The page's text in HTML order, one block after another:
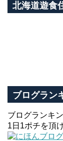
北海道遊食
ブログラン
ブログランキ
1日1ポチを